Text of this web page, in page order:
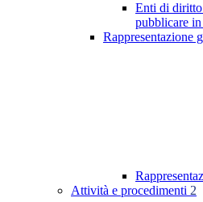
Enti di
pubblicare
Rappresentazione
Attività e procedimenti 2